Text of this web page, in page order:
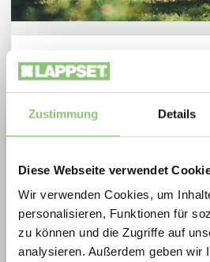
Zustimmung Details
Diese Webseite verwendet
Wir verwenden Cookies, um
personalisieren, Funktionen für
zu können und die Zugriffe auf
analysieren. Außerdem geben wir
Spielplatzoffensive 2026
Zukunftsfähige Spielräume
attraktiven Konditionen:
Spielplatzoffensive vereint
ausgewählten
2026 profitieren
und Betreiber von extra
Preisen auf langlebige,